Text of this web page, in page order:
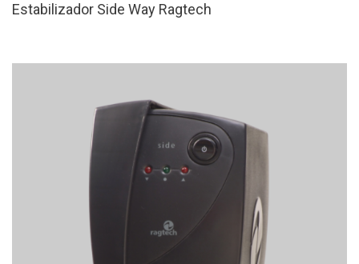
Estabilizador Side Way Ragtech